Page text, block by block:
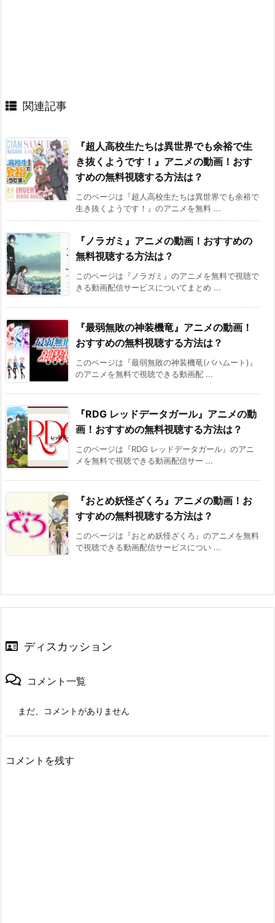
関連記事
『超人高校生たちは異世界でも余裕で生
き抜くようです！』アニメの動画！おす
すめの無料視聴する方法は？
このページは『超人高校生たちは異世界でも余裕で
生き抜くようです！』のアニメを無料 ...
『ノラガミ』アニメの動画！おすすめの
無料視聴する方法は？
このページは『ノラガミ』のアニメを無料で視聴で
きる動画配信サービスについてまとめ ...
『最弱無敗の神装機竜』アニメの動画！
おすすめの無料視聴する方法は？
このページは『最弱無敗の神装機竜(バハムート)』
のアニメを無料で視聴できる動画配 ...
『RDG レッドデータガール』アニメの動
画！おすすめの無料視聴する方法は？
このページは『RDG レッドデータガール』のアニ
メを無料で視聴できる動画配信サー ...
『おとめ妖怪ざくろ』アニメの動画！お
すすめの無料視聴する方法は？
このページは『おとめ妖怪ざくろ』のアニメを無料
で視聴できる動画配信サービスについ ...
ディスカッション
コメント一覧
まだ、コメントがありません
コメントを残す